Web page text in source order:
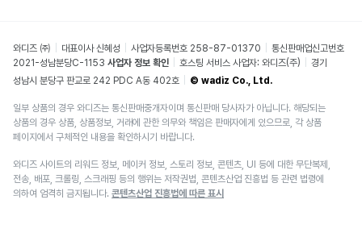
와디즈 ㈜ 대표이사 신혜성 사업자등록번호 258-87-01370
통신판매업신고번호
2021-성남분당C-1153 사업자 정보 확인 호스팅 서비스 사업자: 와디즈(주)
경기
성남시 분당구 판교로 242 PDC A동 402호
© wadiz Co., Ltd.
일부 상품의 경우 와디즈는 통신판매중개자이며 통신판매 당사자가 아닙니다. 해당되는
상품의 경우 상품, 상품정보, 거래에 관한 의무와 책임은 판매자에게 있으므로, 각 상품
페이지에서 구체적인 내용을 확인하시기 바랍니다.
와디즈 사이트의 리워드 정보, 메이커 정보, 스토리 정보, 콘텐츠, UI 등에 대한 무단복제,
전송, 배포, 크롤링, 스크래핑 등의 행위는 저작권법, 콘텐츠산업 진흥법 등 관련 법령에
의하여 엄격히 금지됩니다. 콘텐츠산업 진흥법에 따른 표시